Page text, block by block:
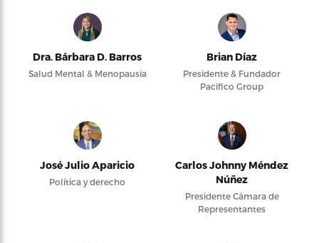
Dra. Bárbara D. Barros
Salud Mental & Menopausia
Brian Díaz
Presidente & Fundador
Pacifico Group
José Julio Aparicio
Política y derecho
Carlos Johnny Méndez
Núñez
Presidente Cámara de
Representantes